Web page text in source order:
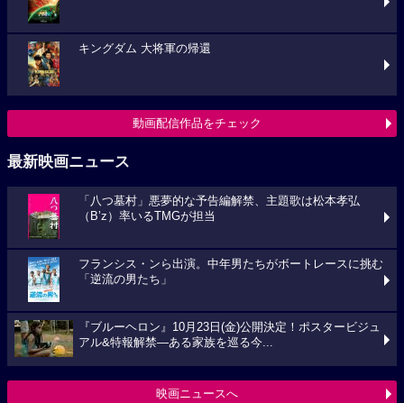
キングダム 大将軍の帰還
動画配信作品をチェック
最新映画ニュース
「八つ墓村」悪夢的な予告編解禁、主題歌は松本孝弘
（B’z）率いるTMGが担当
フランシス・ンら出演。中年男たちがボートレースに挑む
「逆流の男たち」
『ブルーヘロン』10月23日(金)公開決定！ポスタービジュ
アル&特報解禁―ある家族を巡る今...
映画ニュースへ